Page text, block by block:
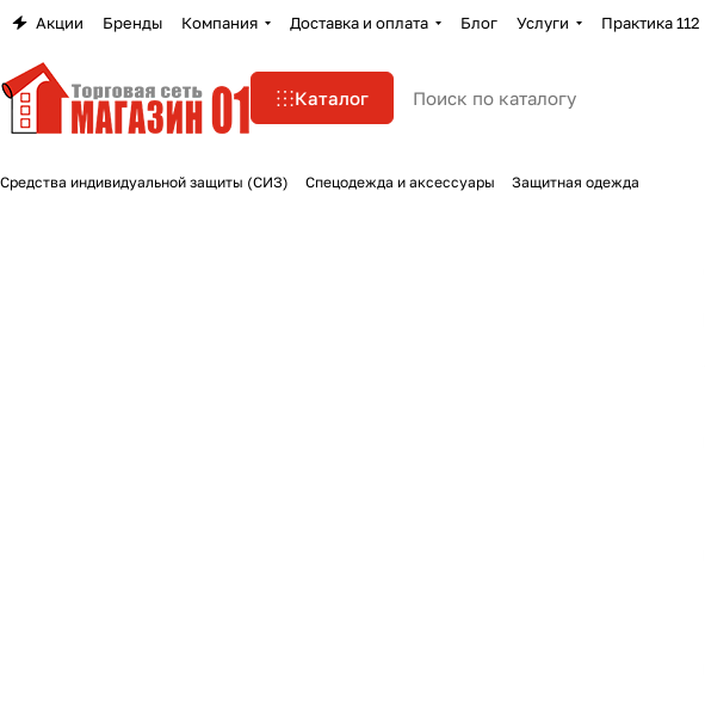
Акции Бренды Компания Доставка и оплата Блог Услуги Практика 112
Каталог
Средства индивидуальной защиты (СИЗ) Спецодежда и аксессуары Защитная одежда